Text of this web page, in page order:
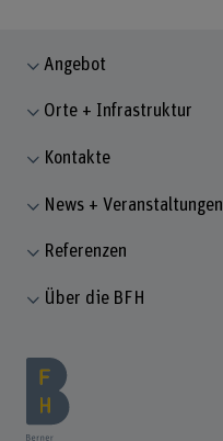
Angebot
Orte + Infrastruktur
Kontakte
News + Veranstaltungen
Referenzen
Über die BFH